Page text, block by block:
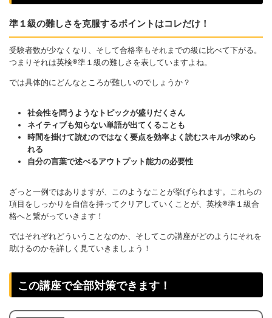
準１級の難しさを克服するポイントはコレだけ！
受験者数が少なくなり、そして合格率もそれまでの級に比べて下がる。
つまりそれは英検®準１級の難しさを表していますよね。
では具体的にどんなところが難しいのでしょうか？
社会性を問うようなトピックが盛りだくさん
ネイティブも知らない単語が出てくることも
時間を掛けて読むのではなく要点を効率よく読むスキルが求めら
れる
自分の言葉で述べるアウトプット能力の必要性
ざっと一例ではありますが、このようなことが挙げられます。
これらの
項目をしっかりを自信を持ってクリアしていくことが、英検®準１級合
格へと繋がっていきます！
ではそれぞれどういうことなのか、そしてこの講座がどのようにそれを
助けるのかを詳しく見ていきましょう！
この講座で全部対策できます！